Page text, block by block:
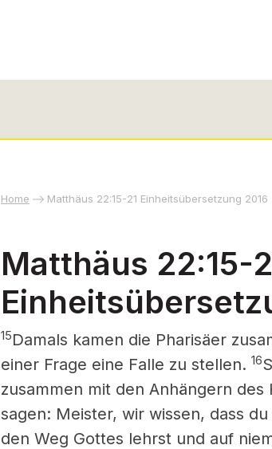
Home Matthäus 22:15-21 Einheitsübersetzung 2016
Matthäus 22:15-
15Damals kamen die Pharisäer
einer Frage eine Falle zu stellen. 16
zusammen mit den Anhängern
sagen: Meister, wir wissen, dass
den Weg Gottes lehrst und auf